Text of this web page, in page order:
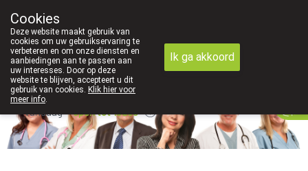
Vandaag open tot 18u30
Cookies
Deze website maakt gebruik van
cookies om uw gebruikservaring te
verbeteren en om onze diensten en
aanbiedingen aan te passen aan
uw interesses. Door op deze
website te blijven, accepteert u dit
gebruik van cookies. Klik hier voor
meer info.
Ik ga akkoord